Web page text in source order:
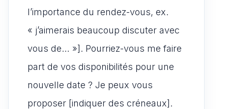
l’importance du rendez-vous, ex.
« j’aimerais beaucoup discuter avec
vous de… »]. Pourriez-vous me faire
part de vos disponibilités pour une
nouvelle date ? Je peux vous
proposer [indiquer des créneaux].